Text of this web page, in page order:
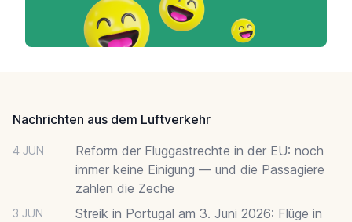
Nachrichten aus dem Luftverkehr
4 JUN
Reform der Fluggastrechte in der EU: noch
immer keine Einigung — und die Passagiere
zahlen die Zeche
3 JUN
Streik in Portugal am 3. Juni 2026: Flüge in